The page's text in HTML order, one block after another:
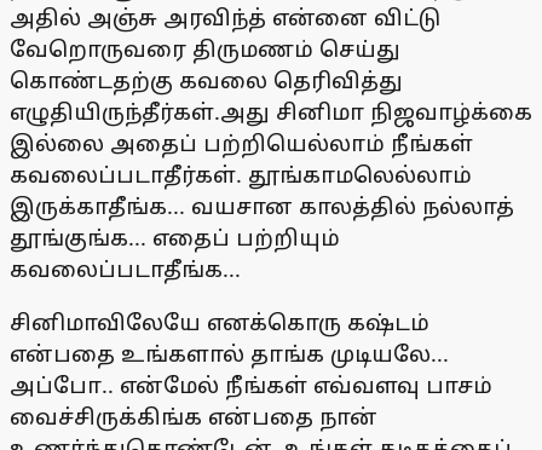
அதில் அஞ்சு அரவிந்த் என்னை விட்டு
வேறொருவரை திருமணம் செய்து
கொண்டதற்கு கவலை தெரிவித்து
எழுதியிருந்தீர்கள்.அது சினிமா நிஜவாழ்க்கை
இல்லை அதைப் பற்றியெல்லாம் நீங்கள்
கவலைப்படாதீர்கள். தூங்காமலெல்லாம்
இருக்காதீங்க... வயசான காலத்தில் நல்லாத்
தூங்குங்க... எதைப் பற்றியும்
கவலைப்படாதீங்க...
சினிமாவிலேயே எனக்கொரு கஷ்டம்
என்பதை உங்களால் தாங்க முடியலே...
அப்போ.. என்மேல் நீங்கள் எவ்வளவு பாசம்
வைச்சிருக்கிங்க என்பதை நான்